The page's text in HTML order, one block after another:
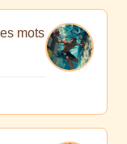
mots